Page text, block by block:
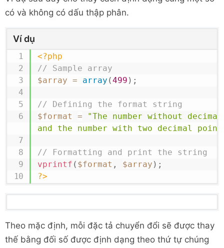
có và không có dấu thập phân.
Ví dụ
<?php
// Sample array
$array = array (499 ) ;
// Defining the format string
$format
=
"The number without
and the number with two decimal
// Formatting and print the string
vprintf ( $format , $array ) ;
?>
Theo mặc định, mỗi đặc tả chuyển đổi sẽ được thay
thế bằng đối số được định dạng theo thứ tự chúng